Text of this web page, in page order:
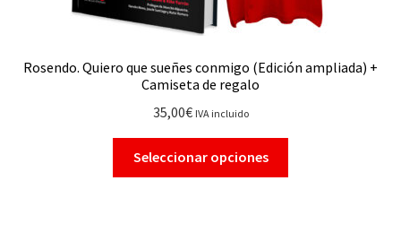
Rosendo. Quiero que sueñes conmigo (Edición ampliada) +
Camiseta de regalo
35,00€ IVA incluido
Seleccionar opciones